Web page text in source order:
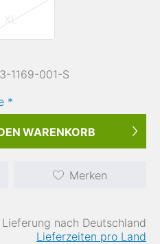
XL
1169-001-S
*
WARENKORB
Merken
Lieferung nach Deutschland
Lieferzeiten pro Land